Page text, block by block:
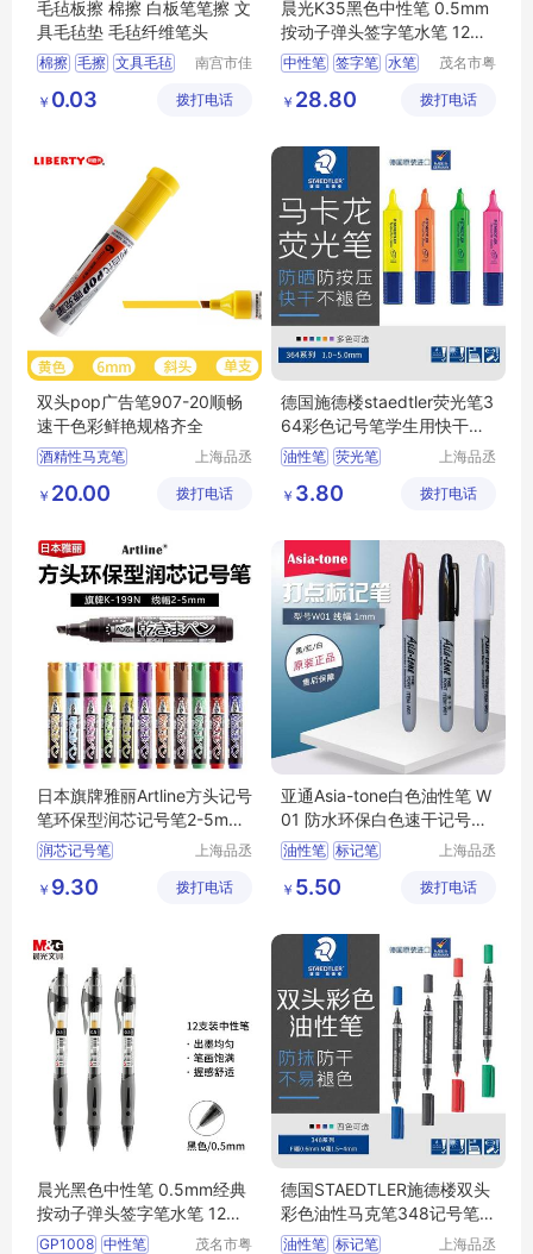
毛毡板擦 棉擦 白板笔笔擦 文
具毛毡垫 毛毡纤维笔头
棉擦 毛擦 文具毛毡
南宫市佳
品有限公
￥ 0.03 拨打电话
晨光K35黑色中性笔 0.5mm
按动子弹头签字笔水笔 12支/
盒AGPK3512
中性笔 签字笔 水笔
茂名市粤
限公司
￥ 28.80 拨打电话
双头pop广告笔907-20顺畅
速干色彩鲜艳规格齐全
酒精性马克笔
水彩笔 海报笔
上海品丞
公司
￥ 20.00 拨打电话
德国施德楼staedtler荧光笔3
64彩色记号笔学生用快干划
标记笔
油性笔 荧光笔
上海品丞
公司
￥ 3.80 拨打电话
日本旗牌雅丽Artline方头记号
笔环保型润芯记号笔2-5mm
线幅K-199N
润芯记号笔
环保型记号笔
上海品丞
公司
￥ 9.30 拨打电话
亚通Asia-tone白色油性笔 W
01 防水环保白色速干记号笔
标记笔1MM
油性笔 标记笔
上海品丞
公司
￥ 5.50 拨打电话
晨光黑色中性笔 0.5mm经典
按动子弹头签字笔水笔 12支/
盒GP1008
GP1008 中性笔
茂名市粤
德国STAEDTLER施德楼双头
彩色油性马克笔348记号笔工
厂实验室用
油性笔 标记笔
上海品丞